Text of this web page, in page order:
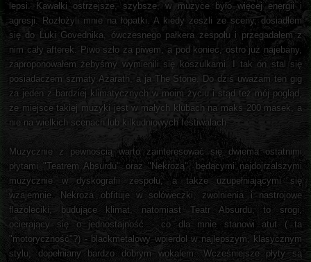
lepsi. Kawałki ostrzejsze, szybsze, w muzyce było więcej energii i
agresji. Rozłożyli mnie na łopatki. A kiedy zeszli ze sceny, dosiadłem
się do Luki Govednika, ówczesnego pałkera zespołu i przegadałem z
nim cały afterek. Piwo szło za piwem, a pod koniec, ostro już najebany,
zaproponowałem żebyśmy wymienili się koszulkami. I tak on stal się
posiadaczem szmaty Azarath, a ja The Stone. Do dziś uważam ten gig
za jeden z bardziej klimatycznych w moim życiu i stąd też mój pogląd,
że miejsce takiej muzyki jest w małych klubach na maks 200 masek, a
nie na wielkich scenach lub kilkudniowych festiwalach.
Muzycznie z pewnością warto zainteresować się dwiema ostatnimi
płytami "Teatrem Absurdu" oraz "Nekrozą", będącymi najdojrzalszymi
muzycznie w dyskografii zespołu, a także uzupełniającymi się
wzajemnie. Nekroza obfituje w solóweczki, zwolnienia i nastrojowe
flażoleciki, budujące klimat, natomiast Teatr Absurdu, to srogi,
ocierający się o jednostajność - co dla mnie stanowi atut ( ta
"motoryczność"?) - blackmetalowy wpierdol w najlepszym, klasycznym
stylu, dopełniany bardzo dobrym wokalem. Wcześniejsze płyty są